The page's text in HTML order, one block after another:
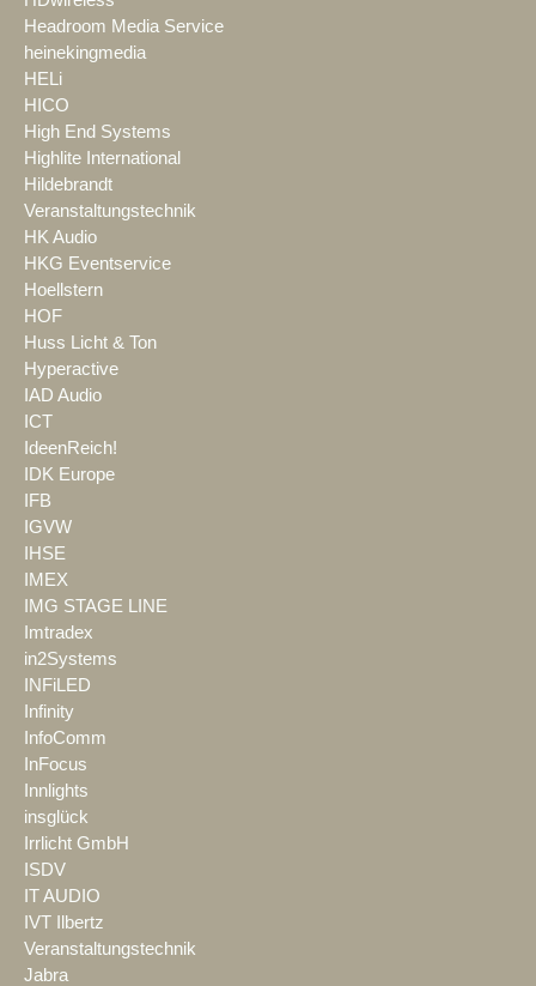
Headroom Media Service
heinekingmedia
HELi
HICO
High End Systems
Highlite International
Hildebrandt
Veranstaltungstechnik
HK Audio
HKG Eventservice
Hoellstern
HOF
Huss Licht & Ton
Hyperactive
IAD Audio
ICT
IdeenReich!
IDK Europe
IFB
IGVW
IHSE
IMEX
IMG STAGE LINE
Imtradex
in2Systems
INFiLED
Infinity
InfoComm
InFocus
Innlights
insglück
Irrlicht GmbH
ISDV
IT AUDIO
IVT Ilbertz
Veranstaltungstechnik
Jabra